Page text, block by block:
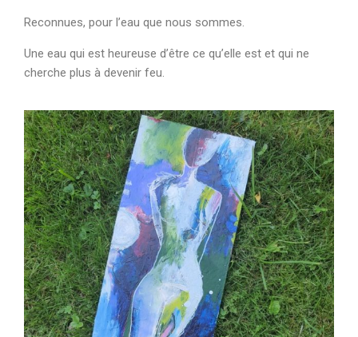
Reconnues, pour l’eau que nous sommes.
Une eau qui est heureuse d’être ce qu’elle est et qui ne
cherche plus à devenir feu.